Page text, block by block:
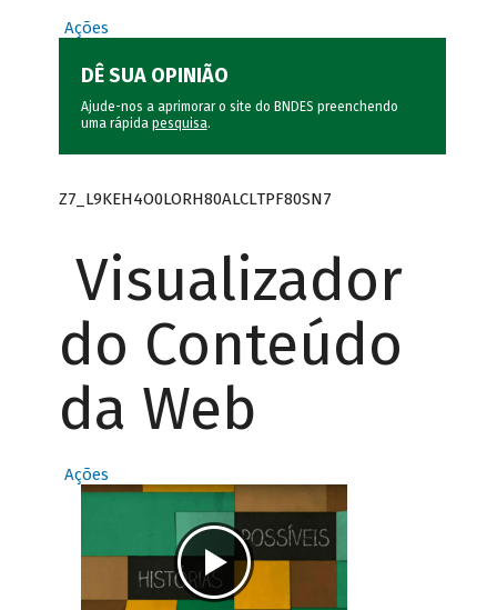
Ações
DÊ SUA OPINIÃO
Ajude-nos a aprimorar o site do BNDES preenchendo
uma rápida pesquisa.
Z7_L9KEH4O0LORH80ALCLTPF80SN7
Visualizador
do Conteúdo
da Web
Ações